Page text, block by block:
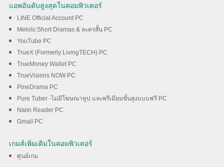
แอพอันดับสูงสุดในคอมพิวเตอร์
LINE Official Account PC
Melolo:Short Dramas & ละครสั้น PC
YouTube PC
TrueX (Formerly LivingTECH) PC
TrueMoney Wallet PC
TrueVisions NOW PC
PineDrama PC
Pure Tuber -ไม่มีโฆษณาทูป และพรีเมียมขั้นสูงแบบฟรี PC
Naiin Reader PC
Gmail PC
เกมส์เพิ่มเติมในคอมพิวเตอร์
ศูนย์เกม